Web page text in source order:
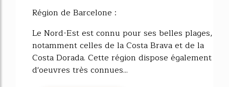
Région de Barcelone :
Le Nord-Est est connu pour ses belles plages,
notamment celles de la Costa Brava et de la
Costa Dorada. Cette région dispose également
d'oeuvres très connues...